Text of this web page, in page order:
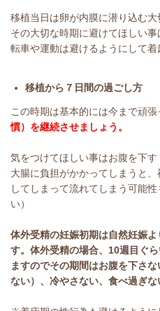
移植当日は卵が内膜に潜り込む大
その大切な時期に避けてほしい事
転車や運動は避けるようにして着
移植から７日間の過ごし方
この時期は基本的には今まで頑張
慣）を継続させましょう。
気をつけてほしい事はお腹を下
大腸に負担がかかってしまうと
してしまって流れてしまう可能
い）
体外受精の妊娠初期は自然妊娠
す。体外受精の場合、10週目ぐ
ますのでその期間はお腹を下さ
ない）、冷やさない、食べ過ぎな